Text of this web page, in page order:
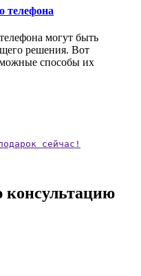
телефона
могут быть
решения. Вот
способы их
сейчас!
консультацию